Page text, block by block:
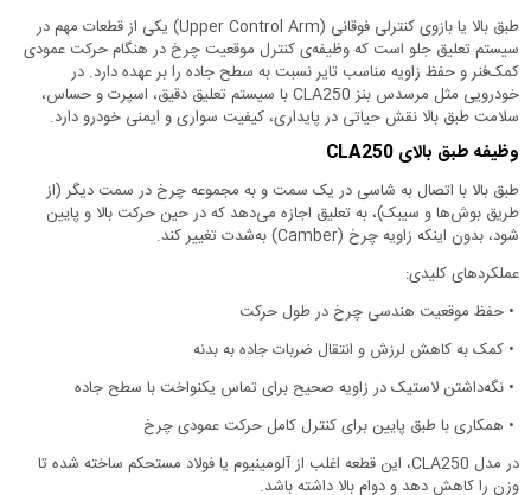
طبق بالا یا بازوی کنترلی فوقانی (Upper Control Arm) یکی از قطعات مهم در
سیستم تعلیق جلو است که وظیفه‌ی کنترل موقعیت چرخ در هنگام حرکت عمودی
کمک‌فنر و حفظ زاویه مناسب تایر نسبت به سطح جاده را بر عهده دارد. در
خودرویی مثل مرسدس بنز CLA250 با سیستم تعلیق دقیق، اسپرت و حساس،
سلامت طبق بالا نقش حیاتی در پایداری، کیفیت سواری و ایمنی خودرو دارد.
وظیفه طبق بالای CLA250
طبق بالا با اتصال به شاسی در یک سمت و به مجموعه چرخ در سمت دیگر (از
طریق بوش‌ها و سیبک)، به تعلیق اجازه می‌دهد که در حین حرکت بالا و پایین
شود، بدون اینکه زاویه چرخ (Camber) به‌شدت تغییر کند.
عملکردهای کلیدی:
• حفظ موقعیت هندسی چرخ در طول حرکت
• کمک به کاهش لرزش و انتقال ضربات جاده به بدنه
• نگه‌داشتن لاستیک در زاویه صحیح برای تماس یکنواخت با سطح جاده
• همکاری با طبق پایین برای کنترل کامل حرکت عمودی چرخ
در مدل CLA250، این قطعه اغلب از آلومینیوم یا فولاد مستحکم ساخته شده تا
وزن را کاهش دهد و دوام بالا داشته باشد.